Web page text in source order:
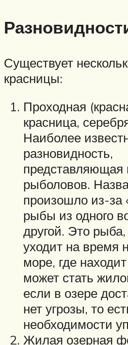
Существует
красницы:
Проходная
красница,
Наиболее
разновидность,
представляющая
рыболовов.
произошло из-за
рыбы из одного
другой. Это рыба,
уходит на время
море, где
может стать
если в озере
нет угрозы, то
необходимости
Жилая озерная